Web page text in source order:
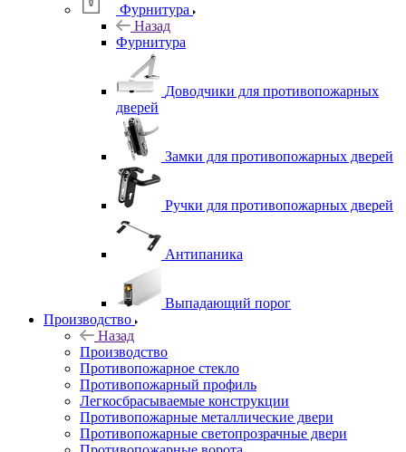
Фурнитура
Назад
Фурнитура
Доводчики для противопожарных
дверей
Замки для противопожарных дверей
Ручки для противопожарных дверей
Антипаника
Выпадающий порог
Производство
Назад
Производство
Противопожарное стекло
Противопожарный профиль
Легкосбрасываемые конструкции
Противопожарные металлические двери
Противопожарные светопрозрачные двери